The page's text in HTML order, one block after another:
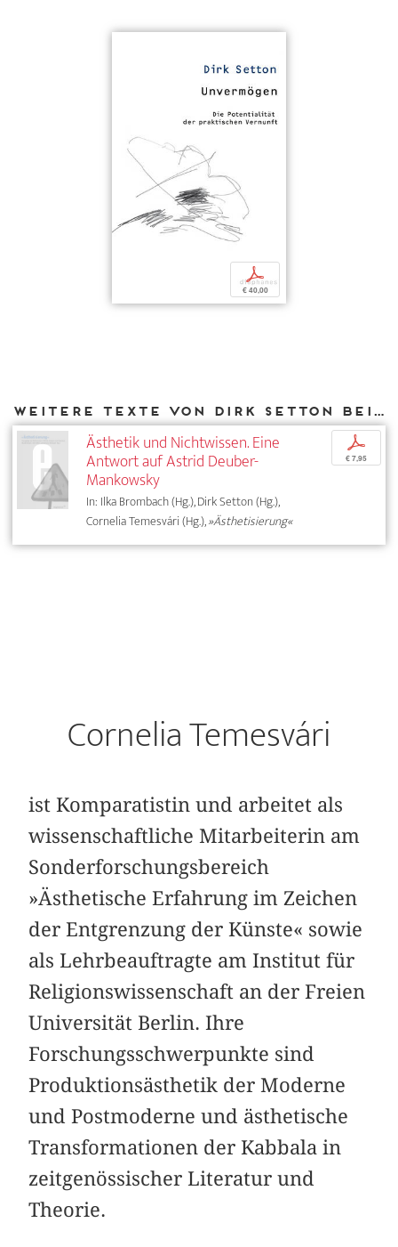
p
€ 40,00
Weitere Texte von Dirk Setton bei DIAPHANES
Ästhetik und Nichtwissen. Eine
Antwort auf Astrid Deuber-
Mankowsky
In: Ilka Brombach (Hg.), Dirk Setton (Hg.),
Cornelia Temesvári (Hg.),»Ästhetisierung«
p
€ 7,95
Cornelia Temesvári
ist Komparatistin und arbeitet als
wissenschaftliche Mitarbeiterin am
Sonderforschungsbereich
»Ästhetische Erfahrung im Zeichen
der Entgrenzung der Künste« sowie
als Lehrbeauftragte am Institut für
Religionswissenschaft an der Freien
Universität Berlin. Ihre
Forschungsschwerpunkte sind
Produktionsästhetik der Moderne
und Postmoderne und ästhetische
Transformationen der Kabbala in
zeitgenössischer Literatur und
Theorie.